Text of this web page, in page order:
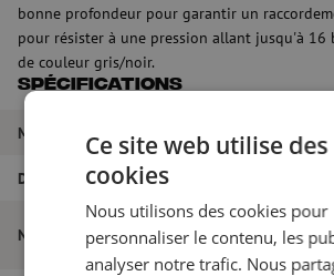
bonne profondeur pour garantir un
pour résister à une pression allant jusqu'à 16
de couleur gris/noir.
Spécifications
Marque Plasson
Diamètre
Nom de l'article
Raccord droit, 75-
protection, Plasson
Ce site web utilise des
cookies
Nous utilisons des cookies pour
personnaliser le contenu, les
analyser notre trafic. Nous